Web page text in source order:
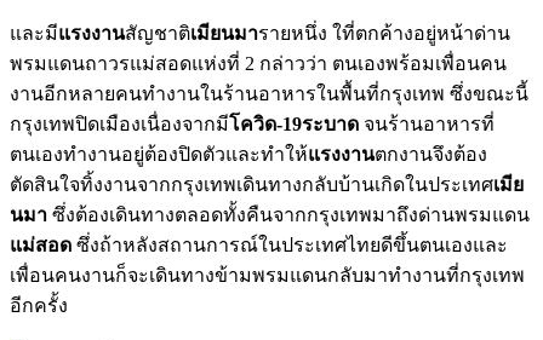
และมีแรงงานสัญชาติเมียนมารายหนึ่ง ใที่ตกค้างอยู่หน้าด่าน
พรมแดนถาวรแม่สอดแห่งที่ 2 กล่าวว่า ตนเองพร้อมเพื่อนคน
งานอีกหลายคนทำงานในร้านอาหารในพื้นที่กรุงเทพ ซึ่งขณะนี้
กรุงเทพปิดเมืองเนื่องจากมีโควิด-19ระบาด จนร้านอาหารที่
ตนเองทำงานอยู่ต้องปิดตัวและทำให้แรงงานตกงานจึงต้อง
ตัดสินใจทิ้งงานจากกรุงเทพเดินทางกลับบ้านเกิดในประเทศเมีย
นมา ซึ่งต้องเดินทางตลอดทั้งคืนจากกรุงเทพมาถึงด่านพรมแดน
แม่สอด ซึ่งถ้าหลังสถานการณ์ในประเทศไทยดีขึ้นตนเองและ
เพื่อนคนงานก็จะเดินทางข้ามพรมแดนกลับมาทำงานที่กรุงเทพ
อีกครั้ง